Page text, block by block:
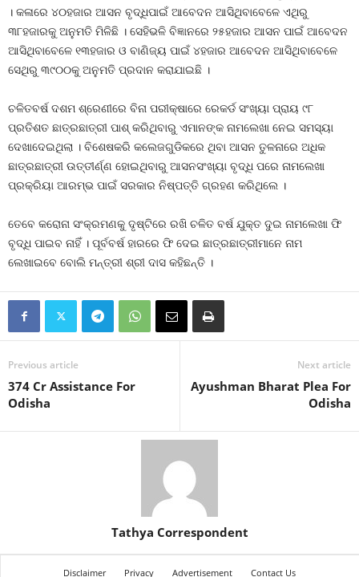
। କଳାରେ ୪୦ହଜାର ଆସନ ବୃଦ୍ଧିପାଇଁ ଆବେଦନ ଆସିଥିବାବେଳେ ଏଥିରୁ
୩୮ହଜାରକୁ ଅନୁମତି ମିଳିଛି । ସେହିଭଳି ବିଜ୍ଞାନରେ ୨୫ହଜାର ଆସନ ପାଇଁ ଆବେଦନ
ଆସିଥିବାବେଳେ ୧୩ହଜାର ଓ ବାଣିଜ୍ୟ ପାଇଁ ୪ହଜାର ଆବେଦନ ଆସିଥିବାବେଳେ
ସେଥିରୁ ୩୯୦୦କୁ ଅନୁମତି ପ୍ରଦାନ କରାଯାଇଛି ।
ଚଳିତବର୍ଷ ଦଶମ ଶ୍ରେଣୀରେ ବିନା ପରୀକ୍ଷାରେ ରେକର୍ଡ ସଂଖ୍ୟା ପ୍ରାୟ ୯୮
ପ୍ରତିଶତ ଛାତ୍ରଛାତ୍ରୀ ପାଶ୍‍ କରିଥିବାରୁ ଏମାନଙ୍କ ନାମଲେଖା ନେଇ ସମସ୍ୟା
ଦେଖାଦେଇଥିଲା । ବିଶେଷକରି କଲେଜଗୁଡିକରେ ଥିବା ଆସନ ତୁଳନାରେ ଅଧିକ
ଛାତ୍ରଛାତ୍ରୀ ଉତ୍ତୀର୍ଣ୍ଣ ହୋଇଥିବାରୁ ଆସନସଂଖ୍ୟା ବୃଦ୍ଧି ପରେ ନାମଲେଖା
ପ୍ରକ୍ରିୟା ଆରମ୍ଭ ପାଇଁ ସରକାର ନିଷ୍ପତ୍ତି ଗ୍ରହଣ କରିଥିଲେ ।
ତେବେ କରୋନା ସଂକ୍ରମଣକୁ ଦୃଷ୍ଟିରେ ରଖି ଚଳିତ ବର୍ଷ ଯୁକ୍ତ ଦୁଇ ନାମଲେଖା ଫି
ବୃଦ୍ଧି ପାଇବ ନାହିଁ । ପୂର୍ବବର୍ଷ ହାରରେ ଫି ଦେଇ ଛାତ୍ରଛାତ୍ରୀମାନେ ନାମ
ଲେଖାଇବେ ବୋଲି ମନ୍ତ୍ରୀ ଶ୍ରୀ ଦାସ କହିଛନ୍ତି ।
Previous article
374 Cr Assistance For
Odisha
Next article
Ayushman Bharat Plea For
Odisha
Tathya Correspondent
Disclaimer Privacy Advertisement Contact Us